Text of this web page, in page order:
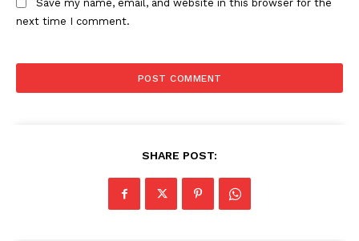
Save my name, email, and website in this browser for the
next time I comment.
SHARE POST: